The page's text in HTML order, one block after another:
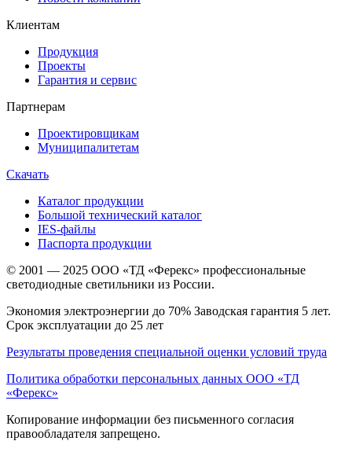
Клиентам
Продукция
Проекты
Гарантия и сервис
Партнерам
Проектировщикам
Муниципалитетам
Скачать
Каталог продукции
Большой технический каталог
IES-файлы
Паспорта продукции
© 2001 — 2025 ООО «ТД «Ферекс» профессиональные
светодиодные светильники из России.
Экономия электроэнергии до 70% Заводская гарантия 5 лет.
Срок эксплуатации до 25 лет
Результаты проведения специальной оценки условий труда
Политика обработки персональных данных ООО «ТД
«Ферекс»
Копирование информации без письменного согласия
правообладателя запрещено.